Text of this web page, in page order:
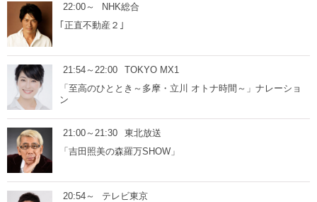
22:00～
NHK総合
｢正直不動産２｣
21:54～22:00
TOKYO MX1
「至高のひととき～多摩・立川 オトナ時間～」ナレーショ
ン
21:00～21:30
東北放送
「吉田照美の森羅万SHOW」
20:54～
テレビ東京